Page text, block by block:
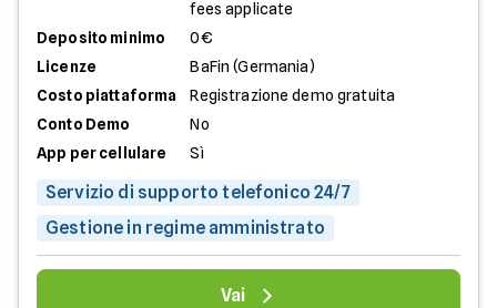
fees applicate
Deposito minimo
0€
Licenze
BaFin (Germania)
Costo piattaforma
Registrazione demo gratuita
Conto Demo
No
App per cellulare
Sì
Servizio di supporto telefonico 24/7
Gestione in regime amministrato
Vai